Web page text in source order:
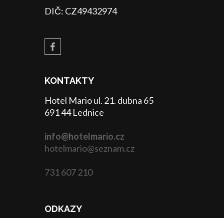
DIČ: CZ49432974
KONTAKTY
Hotel Mario ul. 21. dubna 65
691 44 Lednice
info@hotelmario.cz
hotelmario@seznam.cz
731 607 210
ODKAZY